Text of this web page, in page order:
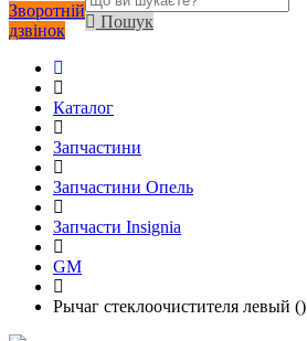
Зворотній
дзвінок
Пошук
Каталог
Запчастини
Запчастини Опель
Запчасти Insignia
GM
Рычаг стеклоочистителя левый ()